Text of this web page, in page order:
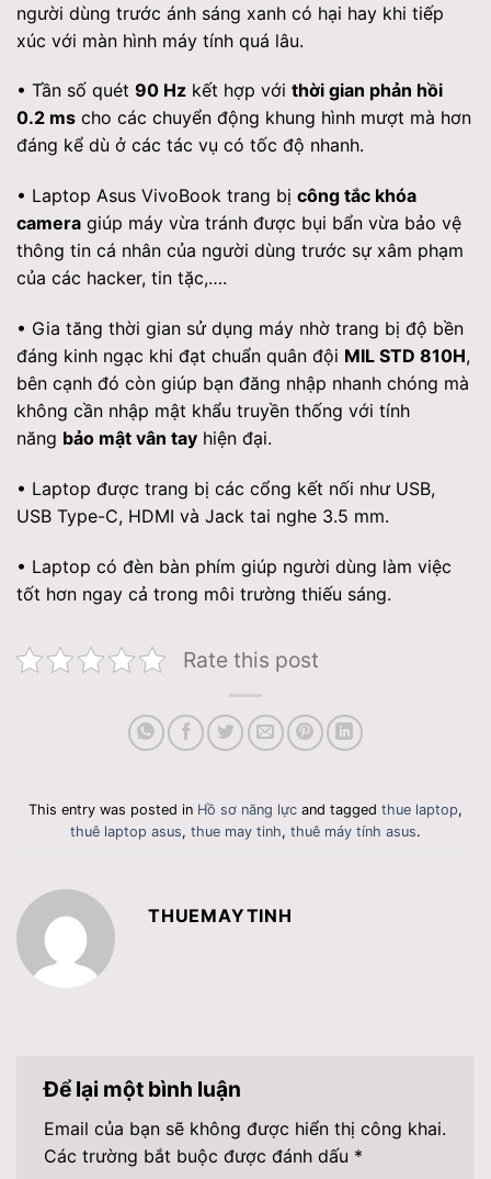
người dùng trước ánh sáng xanh có hại hay khi tiếp
xúc với màn hình máy tính quá lâu.
• Tần số quét 90 Hz kết hợp với thời gian phản hồi
0.2 ms cho các chuyển động khung hình mượt mà hơn
đáng kể dù ở các tác vụ có tốc độ nhanh.
• Laptop Asus VivoBook trang bị công tắc khóa
camera giúp máy vừa tránh được bụi bẩn vừa bảo vệ
thông tin cá nhân của người dùng trước sự xâm phạm
của các hacker, tin tặc,….
• Gia tăng thời gian sử dụng máy nhờ trang bị độ bền
đáng kinh ngạc khi đạt chuẩn quân đội MIL STD 810H,
bên cạnh đó còn giúp bạn đăng nhập nhanh chóng mà
không cần nhập mật khẩu truyền thống với tính
năng bảo mật vân tay hiện đại.
• Laptop được trang bị các cổng kết nối như USB,
USB Type-C, HDMI và Jack tai nghe 3.5 mm.
• Laptop có đèn bàn phím giúp người dùng làm việc
tốt hơn ngay cả trong môi trường thiếu sáng.
Rate this post
This entry was posted in Hồ sơ năng lực and tagged thue laptop,
thuê laptop asus, thue may tinh, thuê máy tính asus.
THUEMAYTINH
Để lại một bình luận
Email của bạn sẽ không được hiển thị công khai.
Các trường bắt buộc được đánh dấu *